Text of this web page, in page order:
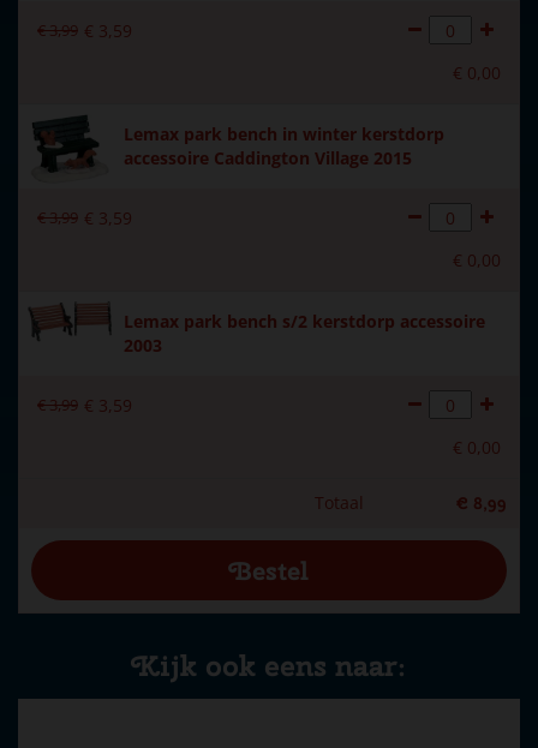
€3,99 € 3,59
€ 0,00
Lemax park bench in winter kerstdorp
accessoire Caddington Village 2015
€3,99 € 3,59
€ 0,00
Lemax park bench s/2 kerstdorp accessoire
2003
€3,99 € 3,59
€ 0,00
Totaal € 8,99
Kijk ook eens naar: